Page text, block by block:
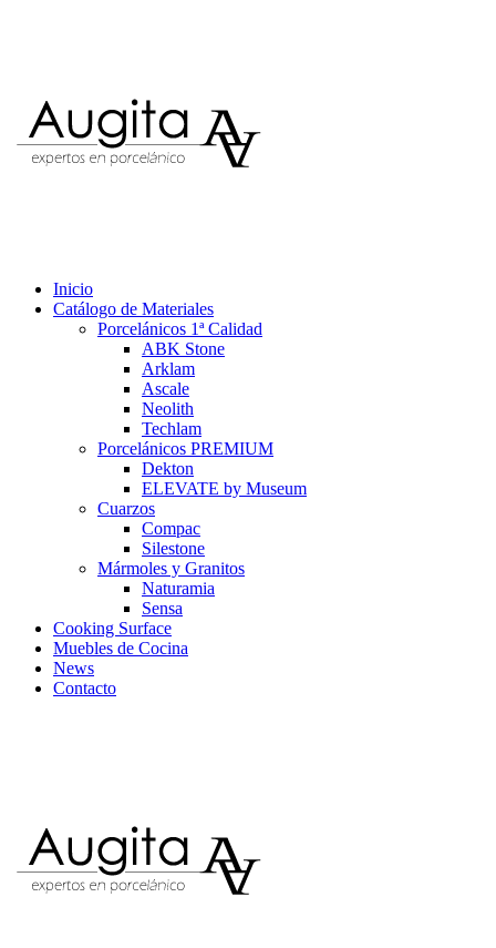
Inicio
Catálogo de Materiales
Porcelánicos 1ª Calidad
ABK Stone
Arklam
Ascale
Neolith
Techlam
Porcelánicos PREMIUM
Dekton
ELEVATE by Museum
Cuarzos
Compac
Silestone
Mármoles y Granitos
Naturamia
Sensa
Cooking Surface
Muebles de Cocina
News
Contacto